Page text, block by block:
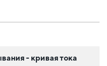
- кривая тока